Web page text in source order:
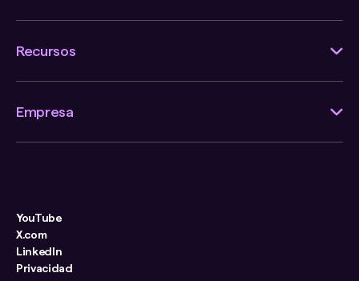
Recursos
Empresa
YouTube
X.com
LinkedIn
Privacidad